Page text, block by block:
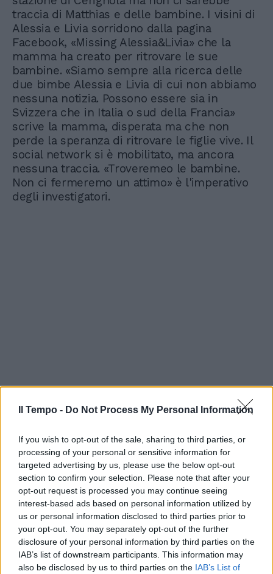
Il Tempo - Do Not Process My Personal Information
If you wish to opt-out of the sale, sharing to third parties, or
processing of your personal or sensitive information for
targeted advertising by us, please use the below opt-out
section to confirm your selection. Please note that after your
opt-out request is processed you may continue seeing
interest-based ads based on personal information utilized by
us or personal information disclosed to third parties prior to
your opt-out. You may separately opt-out of the further
disclosure of your personal information by third parties on the
IAB’s list of downstream participants. This information may
also be disclosed by us to third parties on the IAB’s List of
traccia di Matthias e delle bambine. I visini di
Alessia e Livia sorridono dalla pagina
Facebook, «Missing Alessia&Livia» che la
mamma ha creato per ritrovare le sue
bambine. «Siamo sempre alla ricerca delle
due bimbe Alessia e Livia di cui non abbiamo
nessuna notizia. Possono essere sia in
Svizzera che in Italia o sud della Francia»
scrive la mamma, disperata ma che non
perde la speranza di ritrovare le figlie vive. Il
social network si è mobilitato, ma ancora
nessuna traccia. «Troveremeo le bambine.
Non ci fermeremo un attimo» è l'imperativo
degli investigatori.
In evidenza